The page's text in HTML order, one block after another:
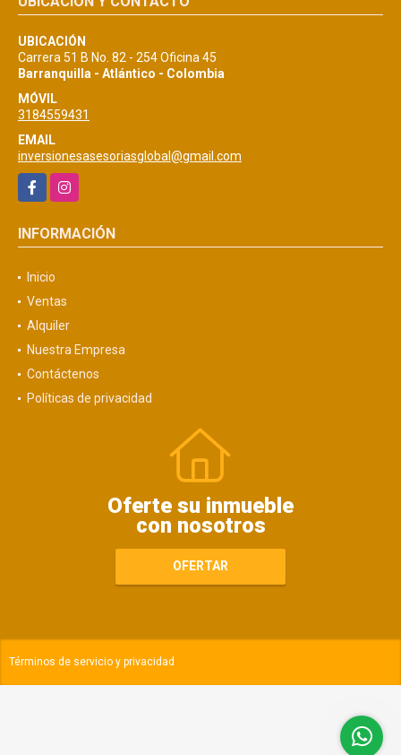
UBICACIÓN
Carrera 51 B No. 82 - 254 Oficina 45
Barranquilla - Atlántico - Colombia
MÓVIL
3184559431
EMAIL
inversionesasesoriasglobal@gmail.com
FacebookInstagram
INFORMACIÓN
Inicio
Ventas
Alquiler
Nuestra Empresa
Contáctenos
Políticas de privacidad
Oferte su inmueble
con nosotros
OFERTAR
Términos de servicio y privacidad